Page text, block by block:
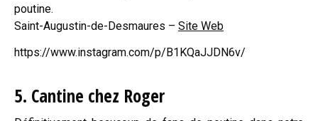
poutine.
Saint-Augustin-de-Desmaures – Site Web
https://www.instagram.com/p/B1KQaJJDN6v/
5. Cantine chez Roger